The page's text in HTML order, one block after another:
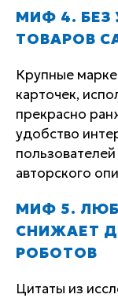
МИФ 4.
ТОВАРОВ
Крупные
карточек,
прекрасно
удобство
авторского
МИФ 5.
СНИЖАЕТ
РОБОТОВ
Цитаты из